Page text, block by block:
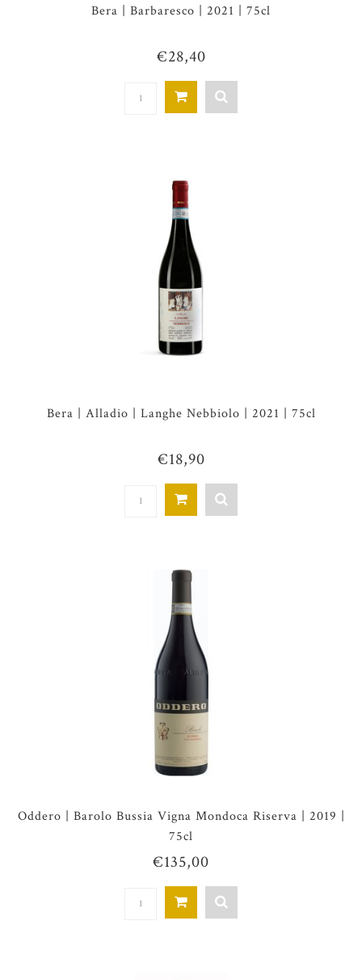
Bera | Barbaresco | 2021 | 75cl
€28,40
Bera | Alladio | Langhe Nebbiolo | 2021 | 75cl
€18,90
Oddero | Barolo Bussia Vigna Mondoca Riserva | 2019 |
75cl
€135,00